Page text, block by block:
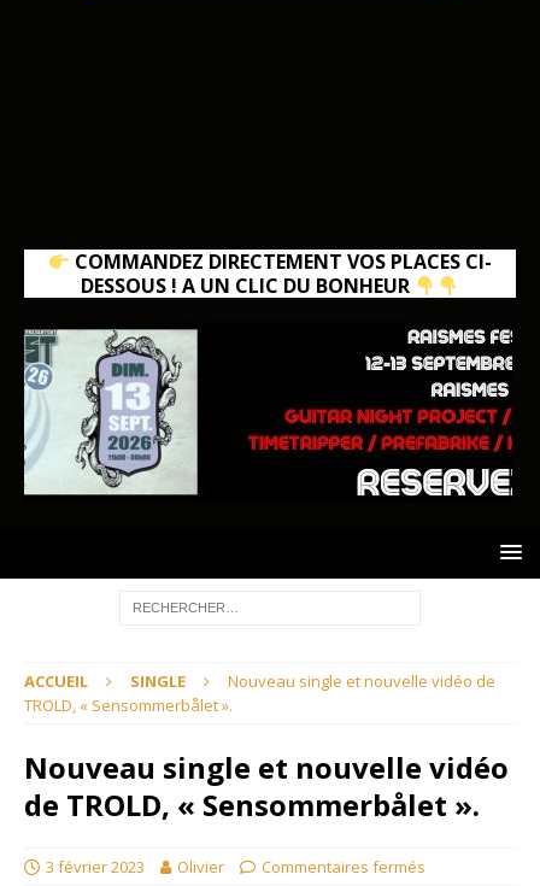
COMMANDEZ DIRECTEMENT VOS PLACES CI-
DESSOUS ! A UN CLIC DU BONHEUR
ACCUEIL SINGLE
Nouveau single et nouvelle vidéo de
TROLD, « Sensommerbålet ».
Nouveau single et nouvelle vidéo
de TROLD, « Sensommerbålet ».
3 février 2023 Olivier Commentaires fermés